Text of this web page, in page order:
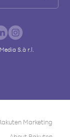
S.à r.l.
Marketing